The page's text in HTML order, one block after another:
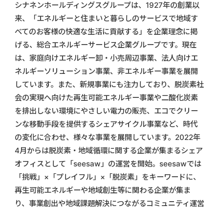
シナネンホールディングスグループは、1927年の創業以
来、「エネルギーと住まいと暮らしのサービスで地域す
べてのお客様の快適な生活に貢献する」を企業理念に掲
げる、総合エネルギーサービス企業グループです。現在
は、家庭向けエネルギー卸・小売周辺事業、法人向けエ
ネルギーソリューション事業、非エネルギー事業を展開
しています。また、新規事業にも注力しており、脱炭素社
会の実現へ向けた再生可能エネルギー事業や二酸化炭素
を排出しない環境にやさしい電力の販売、エコでクリー
ンな移動手段を提供するシェアサイクル事業など、時代
の変化に合わせ、様々な事業を展開しています。2022年
4月からは脱炭素・地域循環に関する企業が集まるシェア
オフィスとして「seesaw」の運営を開始。seesawでは
「挑戦」×「プレイフル」×「脱炭素」をキーワードに、
再生可能エネルギーや地域創生等に関わる企業が集ま
り、事業創出や地域課題解決につながるコミュニティ運営